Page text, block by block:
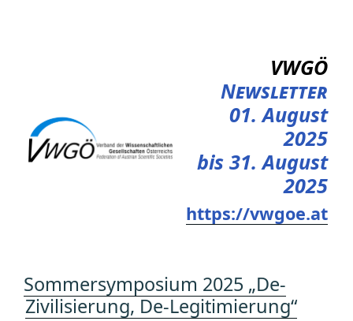
VWGÖ
Newsletter
01. August
2025
bis 31. August
2025
https://vwgoe.at
Sommersymposium 2025 „De-
Zivilisierung, De-Legitimierung“